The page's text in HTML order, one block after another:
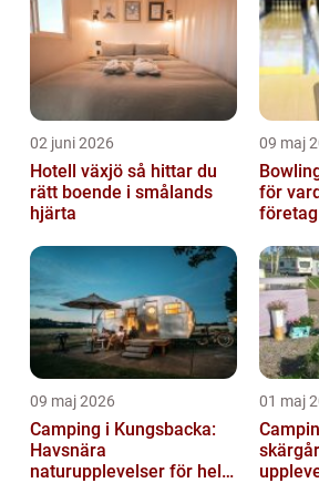
02 juni 2026
Hotell växjö så hittar du
rätt boende i smålands
hjärta
09 maj
för
företag
09 maj 2026
Camping i Kungsbacka:
Havsnära
naturupplevelser för hela
01 maj